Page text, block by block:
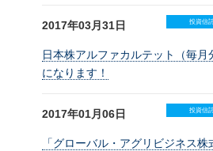
2017年03月31日 投資信
日本株アルファカルテット（毎月
になります！
2017年01月06日 投資信
「グローバル・アグリビジネス